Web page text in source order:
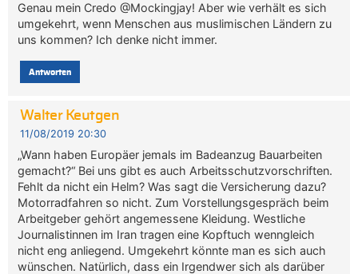
Genau mein Credo @Mockingjay! Aber wie verhält es sich
umgekehrt, wenn Menschen aus muslimischen Ländern zu
uns kommen? Ich denke nicht immer.
Antworten
Walter Keutgen
11/08/2019 20:30
„Wann haben Europäer jemals im Badeanzug Bauarbeiten
gemacht?“ Bei uns gibt es auch Arbeitsschutzvorschriften.
Fehlt da nicht ein Helm? Was sagt die Versicherung dazu?
Motorradfahren so nicht. Zum Vorstellungsgespräch beim
Arbeitgeber gehört angemessene Kleidung. Westliche
Journalistinnen im Iran tragen eine Kopftuch wenngleich
nicht eng anliegend. Umgekehrt könnte man es sich auch
wünschen. Natürlich, dass ein Irgendwer sich als darüber